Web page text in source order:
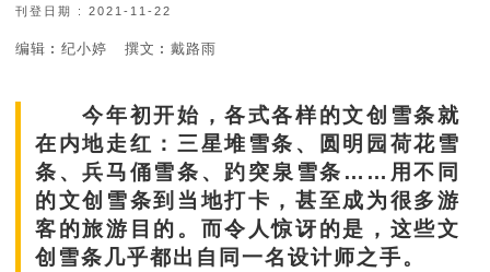
刊登日期 : 2021-11-22
编辑︰纪小婷 撰文︰戴路雨
今年初开始，各式各样的文创雪条就
在内地走红：三星堆雪条、圆明园荷花雪
条、兵马俑雪条、趵突泉雪条……用不同
的文创雪条到当地打卡，甚至成为很多游
客的旅游目的。而令人惊讶的是，这些文
创雪条几乎都出自同一名设计师之手。